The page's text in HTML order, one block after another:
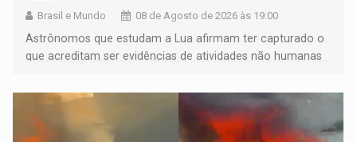
Brasil e Mundo 08 de Agosto de 2026 às 19:00
Astrônomos que estudam a Lua afirmam ter capturado o
que acreditam ser evidências de atividades não humanas
órbita